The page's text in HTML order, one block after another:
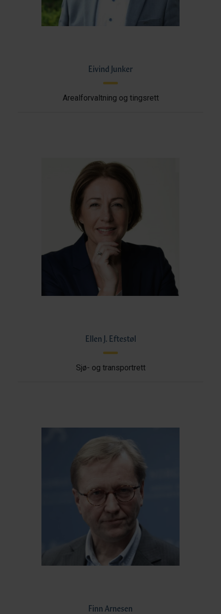
Eivind Junker
Arealforvaltning og tingsrett
Ellen J. Eftestøl
Sjø- og transportrett
Finn Arnesen